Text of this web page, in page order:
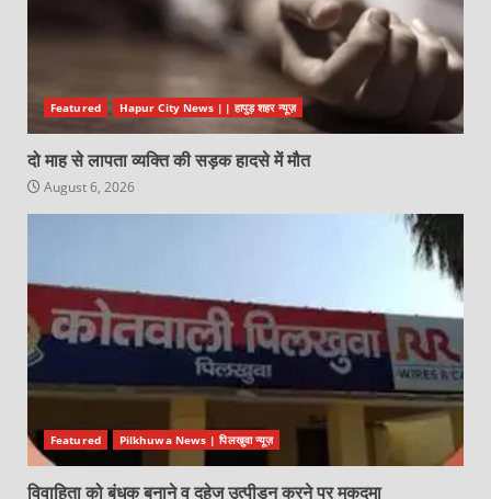
Featured Hapur City News || हापुड़ शहर न्यूज़
दो माह से लापता व्यक्ति की सड़क हादसे में मौत
August 6, 2026
Featured Pilkhuwa News | पिलखुवा न्यूज़
विवाहिता को बंधक बनाने व दहेज उत्पीड़न करने पर मुकदमा